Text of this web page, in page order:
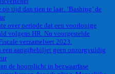
op tijd dan tien te laat. ‘Bashing’ de
over periode dat een voorlopige
volgens HR. Nu voorgestelde
verzamelwet 2023.
aangiftebiljet geen onzorgvuldig
de hoorplicht in bezwaarfase